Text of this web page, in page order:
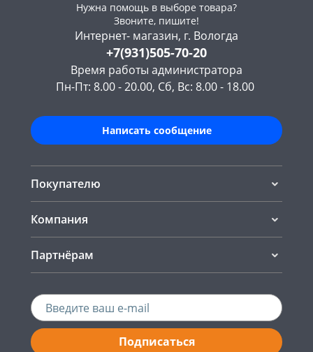
Нужна помощь в выборе товара?
Звоните, пишите!
Интернет- магазин, г. Вологда
+7(931)505-70-20
Время работы администратора
Пн-Пт: 8.00 - 20.00, Сб, Вс: 8.00 - 18.00
Написать сообщение
Покупателю
Компания
Партнёрам
Подписаться